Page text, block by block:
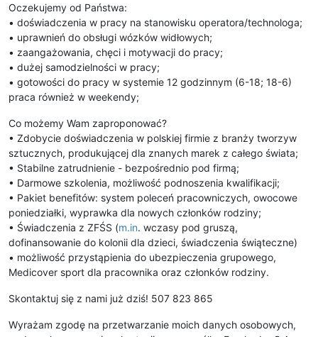
Oczekujemy od Państwa:
• doświadczenia w pracy na stanowisku operatora/technologa;
• uprawnień do obsługi wózków widłowych;
• zaangażowania, chęci i motywacji do pracy;
• dużej samodzielności w pracy;
• gotowości do pracy w systemie 12 godzinnym (6-18; 18-6)
praca również w weekendy;
Co możemy Wam zaproponować?
• Zdobycie doświadczenia w polskiej firmie z branży tworzyw
sztucznych, produkującej dla znanych marek z całego świata;
• Stabilne zatrudnienie - bezpośrednio pod firmą;
• Darmowe szkolenia, możliwość podnoszenia kwalifikacji;
• Pakiet benefitów: system poleceń pracowniczych, owocowe
poniedziałki, wyprawka dla nowych członków rodziny;
• Świadczenia z ZFŚS (m.in. wczasy pod gruszą,
dofinansowanie do kolonii dla dzieci, świadczenia świąteczne)
• możliwość przystąpienia do ubezpieczenia grupowego,
Medicover sport dla pracownika oraz członków rodziny.
Skontaktuj się z nami już dziś! 507 823 865
Wyrażam zgodę na przetwarzanie moich danych osobowych,